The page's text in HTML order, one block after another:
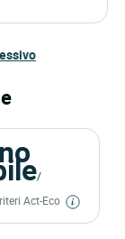
/
Act-Eco